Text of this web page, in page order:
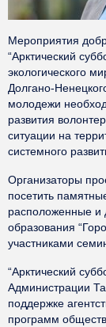
Мероприятия
“Арктический
экологического
Долгано-
молодежи
развития
ситуации на
системного
Организаторы
посетить
расположенные и
образования
участниками
“Арктический
Администрации
поддержке
программ